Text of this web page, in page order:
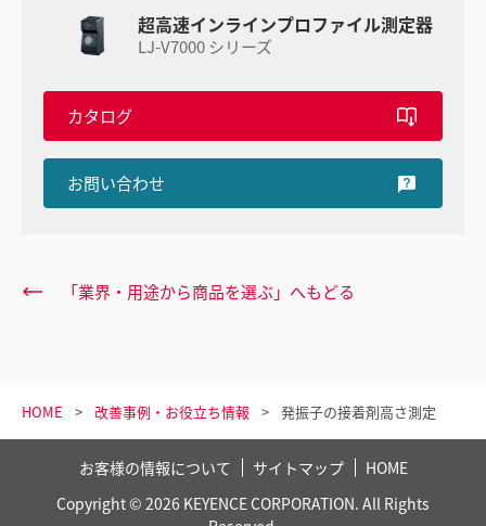
超高速インラインプロファイル測定器
LJ-V7000 シリーズ
カタログ
お問い合わせ
「業界・用途から商品を選ぶ」へもどる
HOME 改善事例・お役立ち情報 発振子の接着剤高さ測定
お客様の情報について サイトマップ
HOME
Copyright © 2026 KEYENCE CORPORATION. All Rights